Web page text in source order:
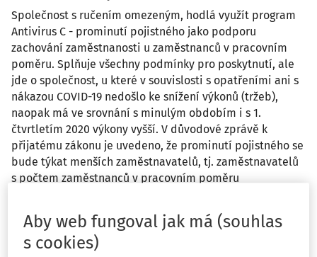
Společnost s ručením omezeným, hodlá využít program
Antivirus C - prominutí pojistného jako podporu
zachování zaměstnanosti u zaměstnanců v pracovním
poměru. Splňuje všechny podmínky pro poskytnutí, ale
jde o společnost, u které v souvislosti s opatřeními ani s
nákazou COVID-19 nedošlo ke snížení výkonů (tržeb),
naopak má ve srovnání s minulým obdobím i s 1.
čtvrtletím 2020 výkony vyšší. V důvodové zprávě k
přijatému zákonu je uvedeno, že prominutí pojistného se
bude týkat menších zaměstnavatelů, tj. zaměstnavatelů
s počtem zaměstnanců v pracovním poměru
které situace související s výskytem koronaviru dolehla
zvláště tíživě a kteří se s hospodářskými následky
vyrovnávají obtížněji. Může uváděná společnost využít
Aby web fungoval jak má (souhlas
s cookies)